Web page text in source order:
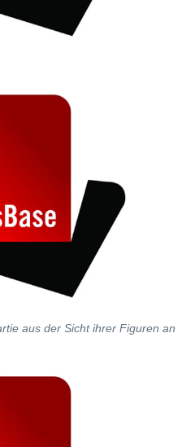
aus der Sicht ihrer Figuren an